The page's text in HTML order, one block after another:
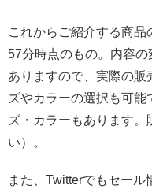
これからご紹介する商
57分時点のもの。内容
ありますので、実際の販
ズやカラーの選択も可能
ズ・カラーもあります。
い）。
また、Twitterでもセール